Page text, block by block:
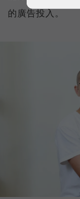
的廣告投入。